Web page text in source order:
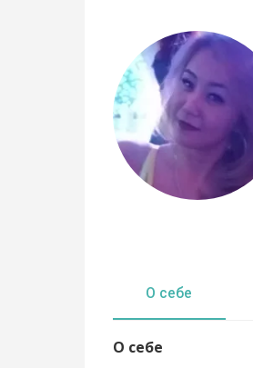
О себе
О себе